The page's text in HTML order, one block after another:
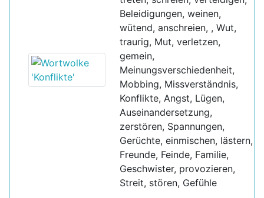
Beleidigungen, weinen,
wütend, anschreien, , Wut,
traurig, Mut, verletzen,
gemein,
Meinungsverschiedenheit,
Mobbing, Missverständnis,
Konflikte, Angst, Lügen,
Auseinandersetzung,
zerstören, Spannungen,
Gerüchte, einmischen, lästern,
Freunde, Feinde, Familie,
Geschwister, provozieren,
Streit, stören, Gefühle